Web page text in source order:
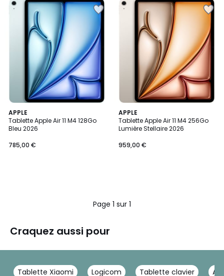
APPLE
Tablette Apple Air 11 M4 128Go
Bleu 2026
785,00 €
APPLE
Tablette Apple Air 11 M4 256Go
Lumière Stellaire 2026
959,00 €
Page 1 sur 1
Craquez aussi pour
Tablette Xiaomi Logicom Tablette clavier